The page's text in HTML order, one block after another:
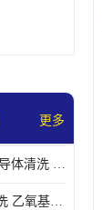
更多
国产电子级 用于半导体清洗 EEP溶剂电子级
EEP 用于半导体清洗 乙氧基丙酸乙酯电子级